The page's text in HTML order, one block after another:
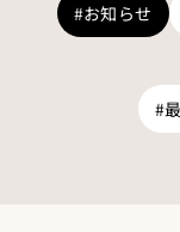
#お知らせ
#